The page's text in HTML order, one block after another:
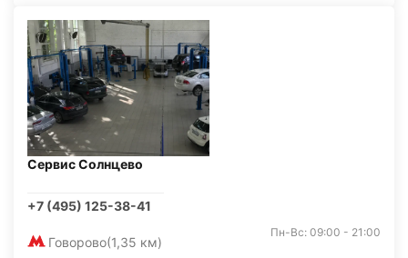
Сервис Солнцево
+7 (495) 125-38-41
Говорово(1,35 км)
Пн-Вс: 09:00 - 21:00